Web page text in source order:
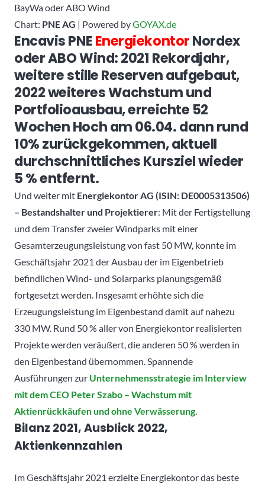
Chart: PNE AG | Powered byGOYAX.de
Encavis PNEEnergiekontorNordex
oder ABO Wind: 2021 Rekordjahr,
weitere stille Reserven aufgebaut,
2022 weiteres Wachstum und
Portfolioausbau, erreichte 52
Wochen Hoch am 06.04. dann rund
10% zurückgekommen, aktuell
durchschnittliches Kursziel wieder
5 % entfernt.
Und weiter mit Energiekontor AG (ISIN: DE0005313506)
– Bestandshalter und Projektierer: Mit der Fertigstellung
und dem Transfer zweier Windparks mit einer
Gesamterzeugungsleistung von fast 50 MW, konnte im
Geschäftsjahr 2021 der Ausbau der im Eigenbetrieb
befindlichen Wind- und Solarparks planungsgemäß
fortgesetzt werden. Insgesamt erhöhte sich die
Erzeugungsleistung im Eigenbestand damit auf nahezu
330 MW. Rund 50 % aller von Energiekontor realisierten
Projekte werden veräußert, die anderen 50 % werden in
den Eigenbestand übernommen. Spannende
Ausführungen zur Unternehmensstrategie im Interview
mit dem CEO Peter Szabo – Wachstum mit
Aktienrückkäufen und ohne Verwässerung.
Bilanz 2021, Ausblick 2022,
Aktienkennzahlen
Im Geschäftsjahr 2021 erzielte Energiekontor das beste